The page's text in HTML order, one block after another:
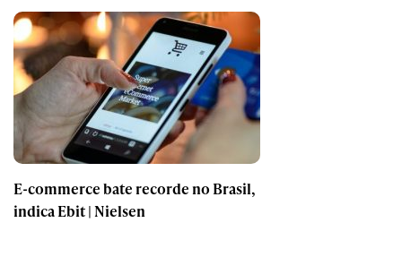
E-commerce bate recorde no Brasil,
indica Ebit | Nielsen